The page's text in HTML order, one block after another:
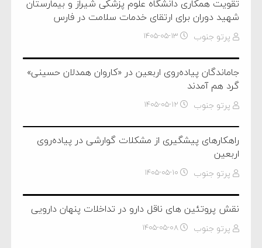
تقویت همکاری دانشگاه علوم پزشکی شیراز و بیمارستان
شهید دوران برای ارتقای خدمات سلامت در فارس
پرتو جنوب ۱۴۰۵-۰۵-۱۳
جاماندگان پیاده‌روی اربعین در «کاروان همدلان حسینی»
گرد هم آمدند
پرتو جنوب ۱۴۰۵-۰۵-۱۲
راهکارهای پیشگیری از مشکلات گوارشی در پیاده‌روی
اربعین
پرتو جنوب ۱۴۰۵-۰۵-۱۰
نقش پروتئین های ناقل دارو در تداخلات پنهان دارویی
پرتو جنوب ۱۴۰۵-۰۵-۰۸